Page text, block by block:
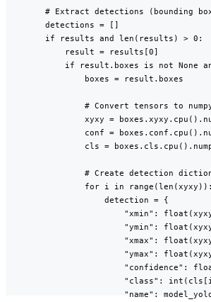
# Extract detections (bounding
        detections = []
        if results and len(results) > 0:
            result = results[0]
if result.boxes is not None
                boxes = result.boxes
# Convert tensors to
xyxy =
conf =
cls =
# Create detection
                for i in range(len(xyxy)):
                    detection = {
"xmin":
"ymin":
"xmax":
"ymax":
"confidence":
"class":
"name":